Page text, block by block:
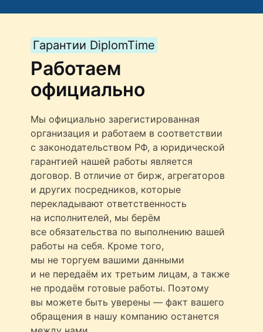
Гарантии DiplomTime
Работаем
официально
Мы официально зарегистированная
организация и работаем в соответствии
с законодательством РФ, а юридической
гарантией нашей работы является
договор. В отличие от бирж, агрегаторов
и других посредников, которые
перекладывают ответственность
на исполнителей, мы берём
все обязательства по выполнению вашей
работы на себя. Кроме того,
мы не торгуем вашими данными
и не передаём их третьим лицам, а также
не продаём готовые работы. Поэтому
вы можете быть уверены — факт вашего
обращения в нашу компанию останется